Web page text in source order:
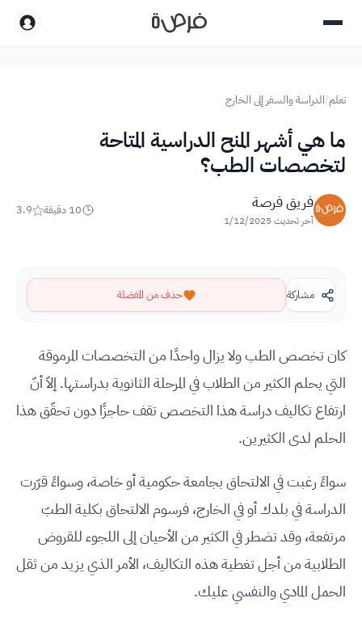
تعلم/الدراسة والسفر إلى الخارج
ما هي أشهر المنح الدراسية المتاحة
لتخصصات الطب؟
فريق فرصة
آخر تحديث 1/12/2025
10 دقيقة 3.9
مشاركة حذف من المفضلة
كان تخصص الطب ولا يزال واحدًا من التخصصات المرموقة
التي يحلم الكثير من الطلاب في المرحلة الثانوية بدراستها. إلاّ أنّ
ارتفاع تكاليف دراسة هذا التخصص تقف حاجزًا دون تحقّق هذا
الحلم لدى الكثيرين.
سواءً رغبت في الالتحاق بجامعة حكومية أو خاصة، وسواءً قرّرت
الدراسة في بلدك أو في الخارج، فرسوم الالتحاق بكلية الطبّ
مرتفعة، وقد تضطر في الكثير من الأحيان إلى اللجوء للقروض
الطلابية من أجل تغطية هذه التكاليف، الأمر الذي يزيد من ثقل
الحمل المادي والنفسي عليك.